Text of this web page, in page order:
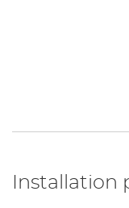
Installation